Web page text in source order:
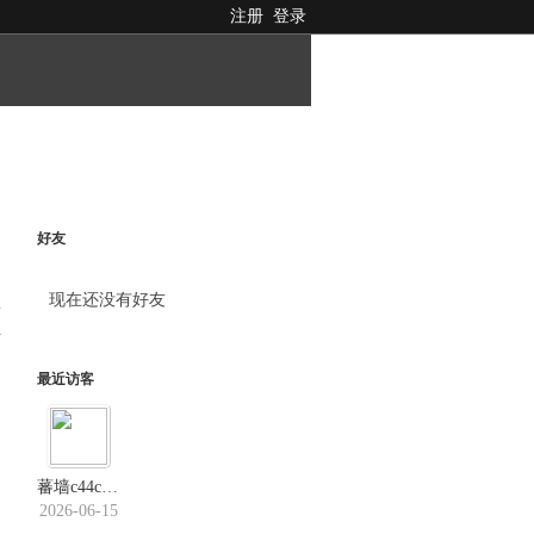
注册 登录
好友
现在还没有好友
最近访客
蕃墙c44c．us
2026-06-15